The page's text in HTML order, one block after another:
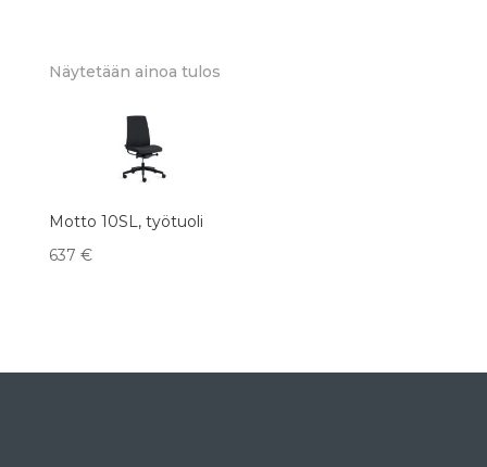
Näytetään ainoa tulos
Motto 10SL, työtuoli
637 €